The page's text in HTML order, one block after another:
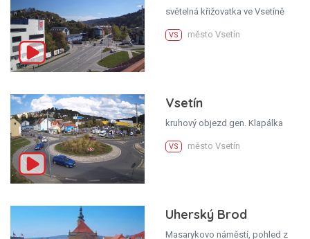
světelná křižovatka ve Vsetíně
VS město Vsetín
Vsetín
kruhový objezd gen. Klapálka
VS město Vsetín
Uherský Brod
Masarykovo náměstí, pohled z